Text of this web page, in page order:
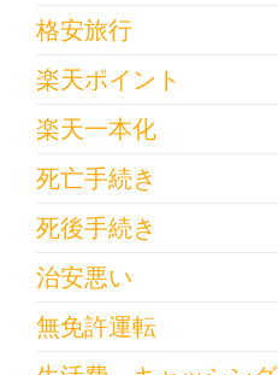
格安旅行
楽天ポイント
楽天一本化
死亡手続き
死後手続き
治安悪い
無免許運転